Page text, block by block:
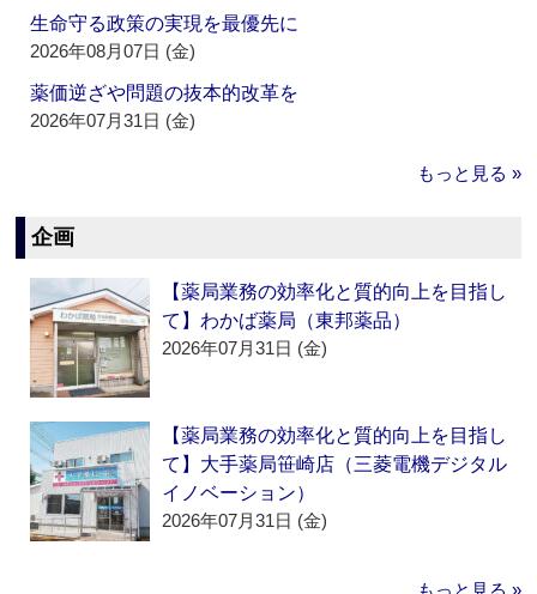
生命守る政策の実現を最優先に
2026年08月07日 (金)
薬価逆ざや問題の抜本的改革を
2026年07月31日 (金)
もっと見る »
企画
【薬局業務の効率化と質的向上を目指し
て】わかば薬局（東邦薬品）
2026年07月31日 (金)
【薬局業務の効率化と質的向上を目指し
て】大手薬局笹崎店（三菱電機デジタル
イノベーション）
2026年07月31日 (金)